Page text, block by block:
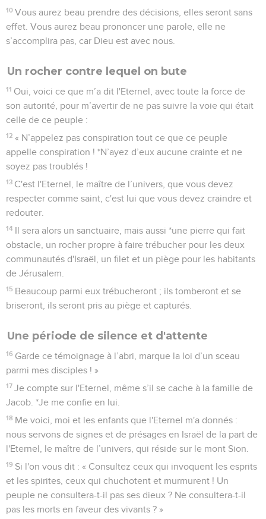
10 Vous aurez beau prendre des décisions, elles seront sans
effet. Vous aurez beau prononcer une parole, elle ne
s’accomplira pas, car Dieu est avec nous.
Un rocher contre lequel on bute
11 Oui, voici ce que m’a dit l'Eternel, avec toute la force de
son autorité, pour m’avertir de ne pas suivre la voie qui était
celle de ce peuple :
12 « N’appelez pas conspiration tout ce que ce peuple
appelle conspiration ! *N’ayez d’eux aucune crainte et ne
soyez pas troublés !
13 C'est l'Eternel, le maître de l’univers, que vous devez
respecter comme saint, c'est lui que vous devez craindre et
redouter.
14 Il sera alors un sanctuaire, mais aussi *une pierre qui fait
obstacle, un rocher propre à faire trébucher pour les deux
communautés d'Israël, un filet et un piège pour les habitants
de Jérusalem.
15 Beaucoup parmi eux trébucheront ; ils tomberont et se
briseront, ils seront pris au piège et capturés.
Une période de silence et d'attente
16 Garde ce témoignage à l’abri, marque la loi d’un sceau
parmi mes disciples ! »
17 Je compte sur l'Eternel, même s’il se cache à la famille de
Jacob. *Je me confie en lui.
18 Me voici, moi et les enfants que l'Eternel m'a donnés :
nous servons de signes et de présages en Israël de la part de
l'Eternel, le maître de l’univers, qui réside sur le mont Sion.
19 Si l'on vous dit : « Consultez ceux qui invoquent les esprits
et les spirites, ceux qui chuchotent et murmurent ! Un
peuple ne consultera-t-il pas ses dieux ? Ne consultera-t-il
pas les morts en faveur des vivants ? »